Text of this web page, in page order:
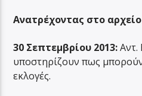
Ανατρέχοντας στο
30 Σεπτεμβρίου 2013:Αντ.
υποστηρίζουν πως
εκλογές.